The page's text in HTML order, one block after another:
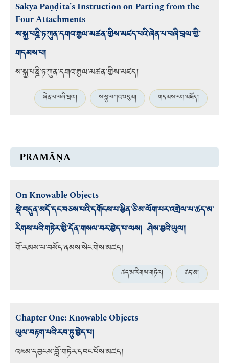
Sakya Paṇḍita’s Instruction on Parting from the
Four Attachments
ས་སྐྱ་པཎྜི་ཏ་ཀུན་དགའ་རྒྱལ་མཚན་གྱིས་མཛད་པའི་ཞེན་པ་བཞི་བྲལ་གྱི་
གདམས་པ།
ས་སྐྱ་པཎྜི་ཏ་ཀུན་དགའ་རྒྱལ་མཚན་གྱིས་མཛད།
ཞེན་པ་བཞི་བྲལ། ས་སྐྱ་བཀའ་འབུམ། གདམས་ངག་མཛོད།
PRAMĀṆA
On Knowable Objects
སྡེ་བདུན་མདོ་དང་བཅས་པའི་དགོངས་པ་ཕྱིན་ཅི་མ་ལོག་པར་འགྲེལ་པ་ཚད་མ་
རིགས་པའི་གཏེར་གྱི་དོན་གསལ་བར་བྱེད་པ་ལས། ཤེས་བྱའི་ཡུལ།
གོ་རམས་པ་བསོད་ནམས་སེང་གེས་མཛད།
ཚད་མ་རིགས་གཏེར། ཚད་མ།
Chapter One: Knowable Objects
ཡུལ་བརྟག་པའི་རབ་ཏུ་བྱེད་པ།
འཇམ་དབྱངས་བློ་གཏེར་དབང་པོས་མཛད།